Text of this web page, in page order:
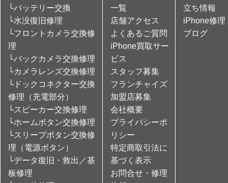
└バッテリー交換
└水没復旧修理
└フロントカメラ交換修
理
└バックカメラ交換修理
└カメラレンズ交換修理
└ドックコネクター交換
修理（充電部分）
└スピーカー交換修理
└ホームボタン交換修理
└スリープボタン交換修
理（電源ボタン）
└データ復旧・救出／基
板修理
一覧
店舗アクセス
よくあるご質問
iPhone買取サー
ビス
スタッフ募集
フランチャイズ
加盟店募集
会社概要
プライバシーポ
リシー
特定商取引法に
基づく表示
お問合せ・修理
立ち情報
iPhone修理
ブログ